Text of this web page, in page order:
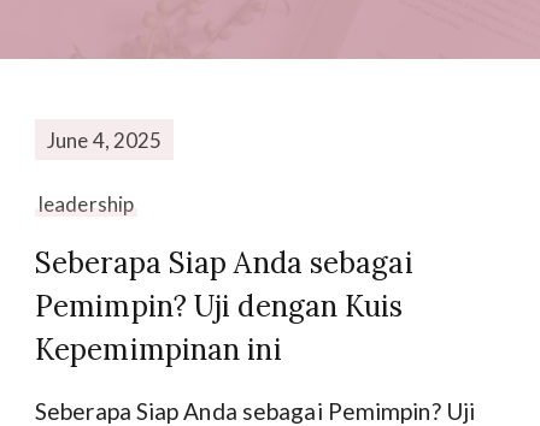
June 4, 2025
leadership
Seberapa Siap Anda sebagai
Pemimpin? Uji dengan Kuis
Kepemimpinan ini
Seberapa Siap Anda sebagai Pemimpin? Uji